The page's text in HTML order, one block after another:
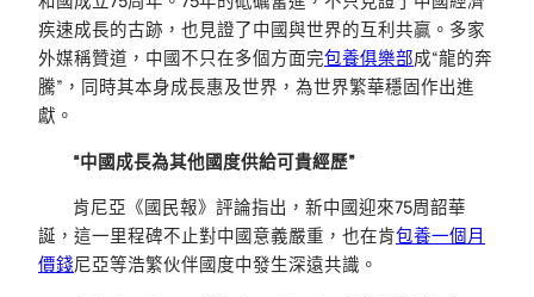
疾速成長的古跡，也見證了中國與世界的互利共贏。多家
外媒稱贊道，中國不只在多個方面完包養俱樂部成“龍的奔
騰”，同時其本身成長惠及世界，為世界繁華穩固作出進
獻。
“中國成長為其他國度供給可貴經歷”
肯尼亞《國民報》評論指出，新中國迎來75周韶華
誕，這一里程碑不止對中國意義嚴重，也在肯包養一個月
價錢尼亞等浩繁伙伴國度中發生深遠共識。